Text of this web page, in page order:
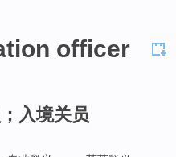
officer
入境关员